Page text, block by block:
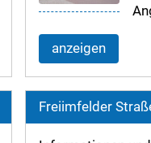
anzeigen
Freiimfelder